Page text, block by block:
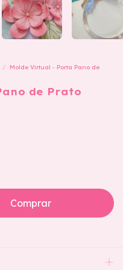
/
Molde Virtual - Porta Pano de
de Prato